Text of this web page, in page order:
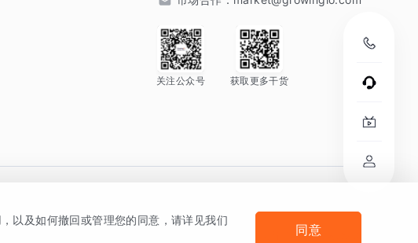
关注公众号 获取更多干货
法律声明及隐私条款
以及如何撤回或管理您的同意，请详见我们
同意